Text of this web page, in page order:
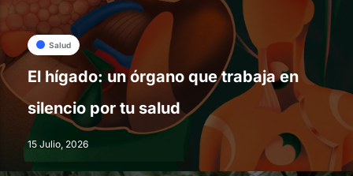
Salud
El hígado: un órgano que trabaja en
silencio por tu salud
15 Julio, 2026